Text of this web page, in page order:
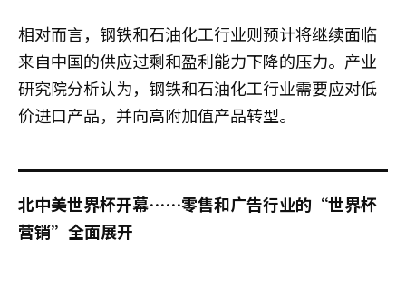
相对而言，钢铁和石油化工行业则预计将继续面临
来自中国的供应过剩和盈利能力下降的压力。产业
研究院分析认为，钢铁和石油化工行业需要应对低
价进口产品，并向高附加值产品转型。
北中美世界杯开幕……零售和广告行业的“世界杯
营销”全面展开